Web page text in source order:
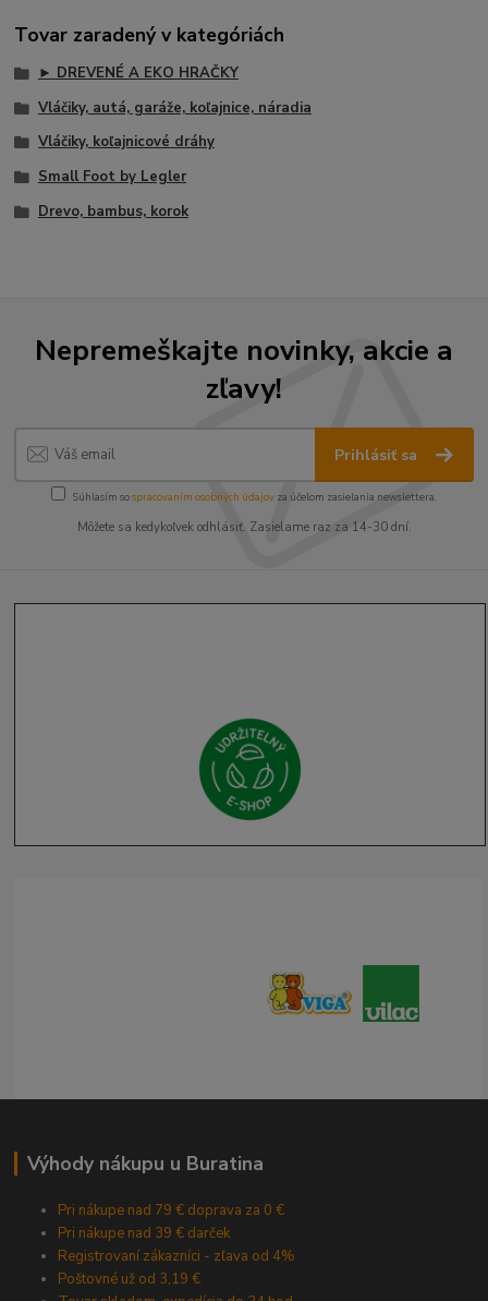
Tovar zaradený v kategóriách
► DREVENÉ A EKO HRAČKY
Vláčiky, autá, garáže, koľajnice, náradia
Vláčiky, koľajnicové dráhy
Small Foot by Legler
Drevo, bambus, korok
Nepremeškajte novinky, akcie a
zľavy!
Prihlásiť sa
Súhlasím sospracovaním osobných údajov za účelom zasielania newslettera.
Môžete sa kedykoľvek odhlásiť. Zasielame raz za 14-30 dní.
Výhody nákupu u Buratina
Pri nákupe nad 79 € doprava za 0 €
Pri nákupe nad 39 € darček
Registrovaní zákazníci - zľava od 4%
Poštovné už od 3,19 €